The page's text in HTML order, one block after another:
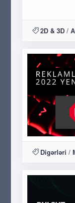
2D & 3D/
Digərləri /